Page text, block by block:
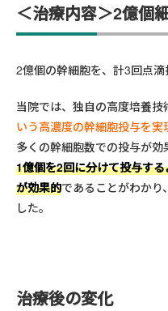
＜治療内容＞2億個
2億個の幹細胞を、計3回点滴
当院では、独自の高度培養技
いう高濃度の幹細胞投与を実
多くの幹細胞数での投与が効
1億個を2回に分けて投与す
が効果的であることがわかり
した。
治療後の変化